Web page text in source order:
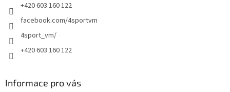
+420 603 160 122
facebook.com/4sportvm
4sport_vm/
+420 603 160 122
Informace pro vás